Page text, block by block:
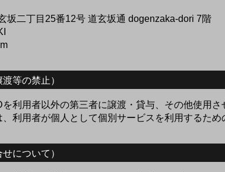
坂二丁目25番12号 道玄坂通 dogenzaka-dori 7階
等の禁止）
利用者以外の第三者に譲渡・貸与、その他使用さ
、利用者が個人として個別サービスを利用するた
について）